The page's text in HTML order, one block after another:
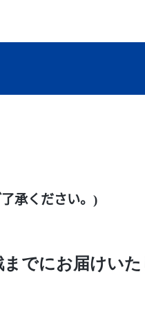
承ください。)
でにお届けいた